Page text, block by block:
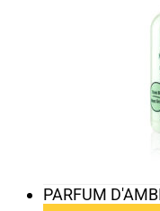
PARFUM